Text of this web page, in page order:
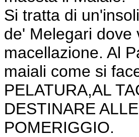
Si tratta di
de' Melegari dove
macellazione. Al
maiali come si
PELATURA,AL
DESTINARE
POMERIGGIO.